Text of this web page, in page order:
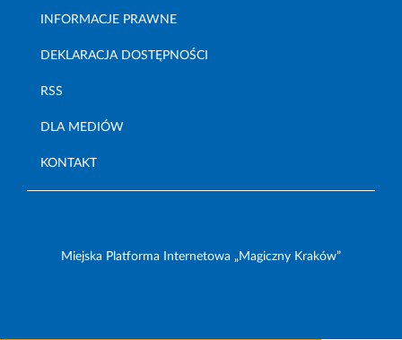
INFORMACJE PRAWNE
DEKLARACJA DOSTĘPNOŚCI
RSS
DLA MEDIÓW
KONTAKT
Miejska Platforma Internetowa „Magiczny Kraków”